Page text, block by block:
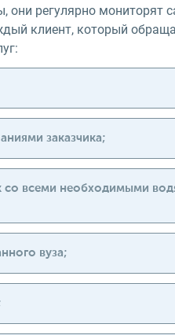
регулярно мониторят
клиент, который
заказчика;
со всеми необходимыми
вуза;